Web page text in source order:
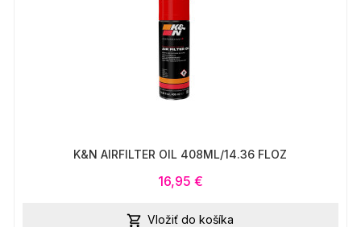
K&N AIRFILTER OIL 408ML/14.36 FLOZ
16,95 €
 Vložiť do košíka